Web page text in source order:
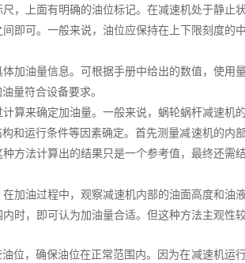
，上面有明确的油位标记。在减速机处于静止
即可。一般来说，油位应保持在上下限刻度的
加油量信息。可根据手册中给出的数值，使用
量符合设备要求。
算来确定加油量。一般来说，蜗轮蜗杆减速机
和运行条件等因素确定。首先测量减速机的内
方法计算出的结果只是一个参考值，最终还需
加油过程中，观察减速机内部的油面高度和油液
时，即可认为加油量合适。但这种方法主观性
位，确保油位在正常范围内。因为在减速机运